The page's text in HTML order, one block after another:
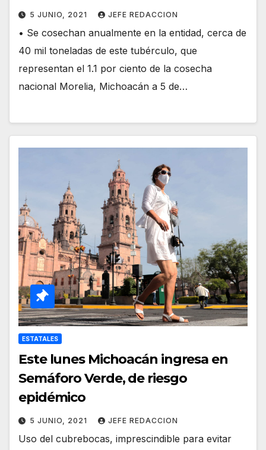
5 JUNIO, 2021 JEFE REDACCION
• Se cosechan anualmente en la entidad, cerca de
40 mil toneladas de este tubérculo, que
representan el 1.1 por ciento de la cosecha
nacional Morelia, Michoacán a 5 de…
ESTATALES
Este lunes Michoacán ingresa en
Semáforo Verde, de riesgo
epidémico
5 JUNIO, 2021 JEFE REDACCION
Uso del cubrebocas, imprescindible para evitar